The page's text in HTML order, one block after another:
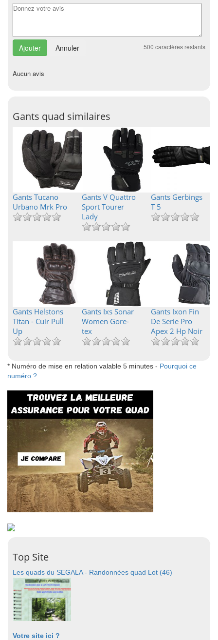
Annuler 500 caractères restants
Aucun avis
Gants quad similaires
Gants Tucano
Urbano Mrk Pro
Gants V Quattro
Sport Tourer
Lady
Gants Gerbings
T 5
Gants Helstons
Titan - Cuir Pull
Up
Gants Ixs Sonar
Women Gore-
tex
Gants Ixon Fin
De Serie Pro
Apex 2 Hp Noir
* Numéro de mise en relation valable 5 minutes - Pourquoi ce
numéro ?
Top Site
Les quads du SEGALA - Randonnées quad Lot (46)
Votre site ici ?